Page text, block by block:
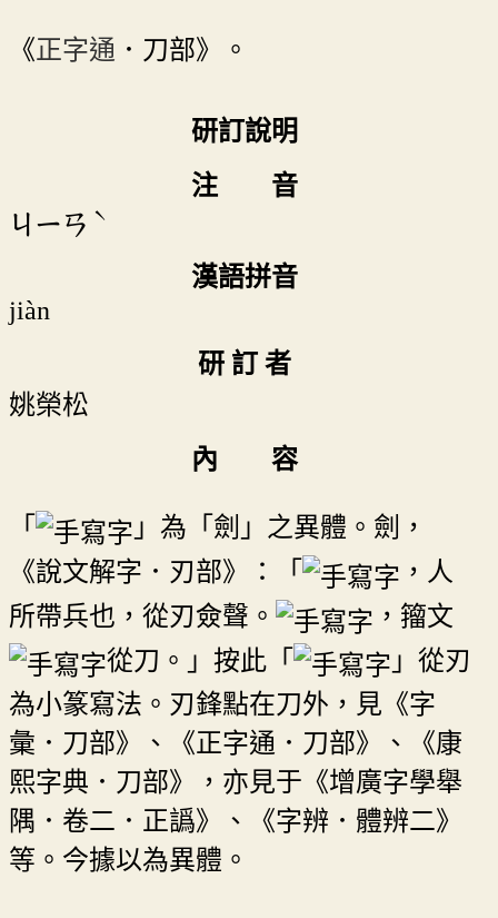
《正字通 ．刀部》。
研訂說明
注 音
ㄐㄧㄢ ˋ
漢語拼音
jiàn
研 訂 者
姚榮松
內 容
「
」為「劍」之異體。劍，
《說文解字．刃部》：「
，人
所帶兵也，從刃僉聲。
，籀文
從刀。」按此「
」從刃
為小篆寫法。刃鋒點在刀外，見《字
彙．刀部》、《正字通．刀部》、《康
熙字典．刀部》，亦見于《增廣字學舉
隅．卷二．正譌》、《字辨．體辨二》
等。今據以為異體。